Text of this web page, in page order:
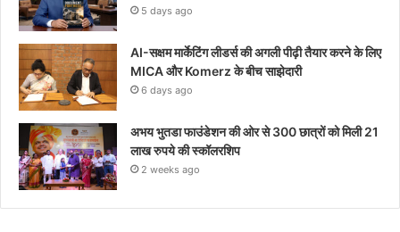
5 days ago
AI-सक्षम मार्केटिंग लीडर्स की अगली पीढ़ी तैयार करने के लिए
MICA और Komerz के बीच साझेदारी
6 days ago
अभय भुतडा फाउंडेशन की ओर से 300 छात्रों को मिली 21
लाख रुपये की स्कॉलरशिप
2 weeks ago